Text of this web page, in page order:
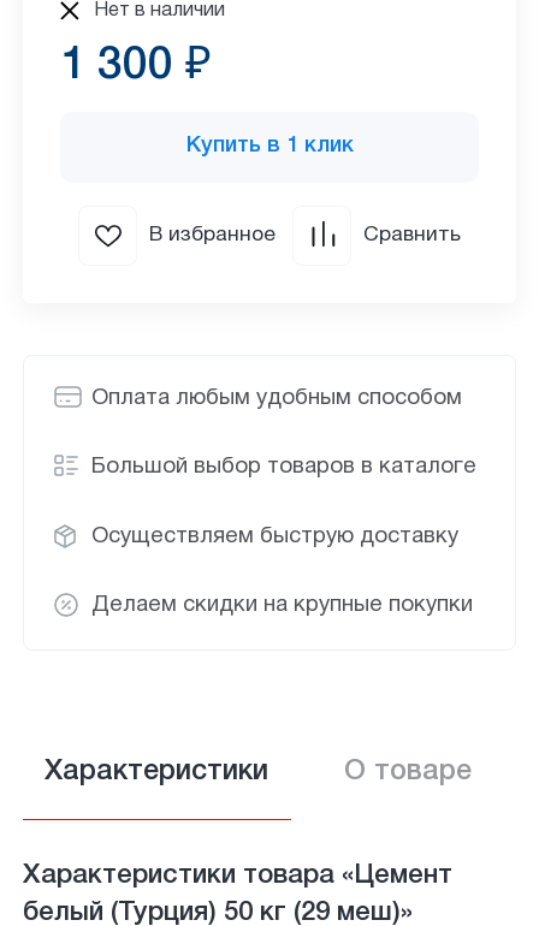
Оплата любым удобным способом
Большой выбор товаров в каталоге
Осуществляем быструю доставку
Делаем скидки на крупные покупки
Нет в наличии
1 300 ₽
Купить в 1 клик
В избранное Сравнить
Характеристики О товаре
Характеристики товара «Цемент
белый (Турция) 50 кг (29 меш)»